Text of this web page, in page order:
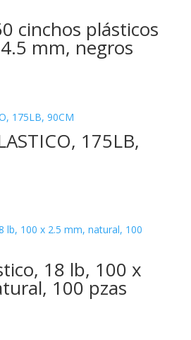
cinchos plásticos
mm, negros
175LB,
18 lb, 100 x
100 pzas